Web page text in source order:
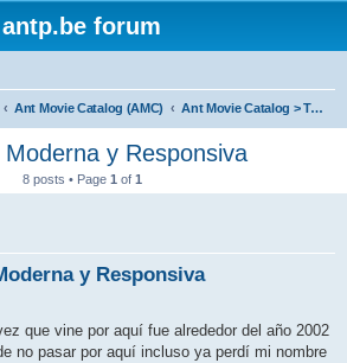
antp.be forum
Ant Movie Catalog (AMC) Ant Movie Catalog > Templates
y Responsiva
8 posts • Page 1 of 1
y Responsiva
que vine por aquí fue alrededor del año 2002
no pasar por aquí incluso ya perdí mi nombre